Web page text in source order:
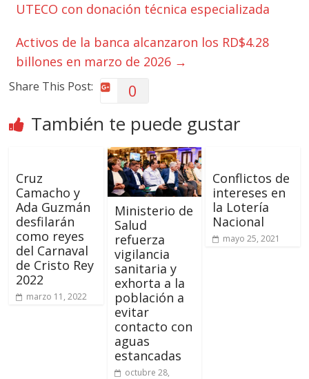
UTECO con donación técnica especializada
Activos de la banca alcanzaron los RD$4.28
billones en marzo de 2026 →
Share This Post: 0
También te puede gustar
Cruz
Camacho y
Ada Guzmán
desfilarán
como reyes
del Carnaval
de Cristo Rey
2022
marzo 11, 2022
Ministerio de
Salud
refuerza
vigilancia
sanitaria y
exhorta a la
población a
evitar
contacto con
aguas
estancadas
octubre 28,
Conflictos de
intereses en
la Lotería
Nacional
mayo 25, 2021